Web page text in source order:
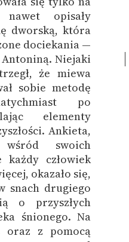
opisały
dworską, która
dociekania —
Niejaki
że miewa
sobie metodę
po
elementy
Ankieta,
swoich
każdy człowiek
okazało się,
snach drugiego
o przyszłych
śnionego. Na
oraz z pomocą